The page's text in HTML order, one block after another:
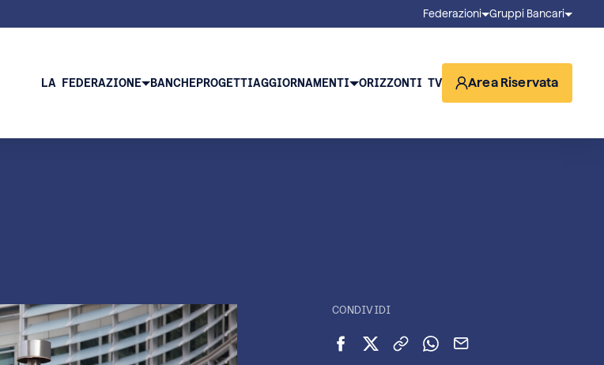
Federazioni Gruppi Bancari
LA FEDERAZIONE BANCHEPROGETTIAGGIORNAMENTI ORIZZONTI TV Area Riservata
CONDIVIDI
Condividi su Facebook
Condividi su X (Twitter)
Copia link
Condividi su WhatsApp
Invia via email